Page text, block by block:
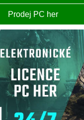
Prodej PC her